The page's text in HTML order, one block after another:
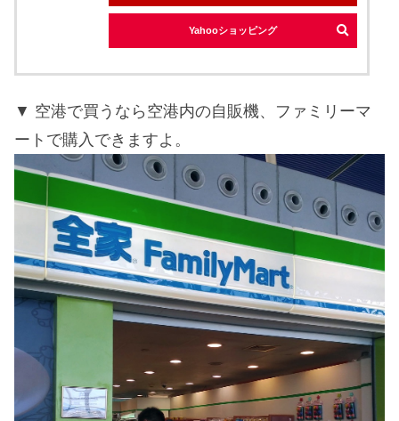
Yahooショッピング
空港で買うなら空港内の自販機、ファミリーマ
ートで購入できますよ。